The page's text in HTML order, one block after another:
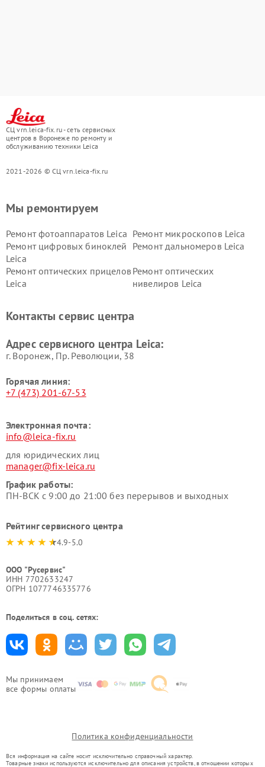
СЦ vrn.leica-fix.ru - сеть сервисных
центров в Воронеже по ремонту и
обслуживанию техники Leica
2021-2026 © СЦ vrn.leica-fix.ru
Мы принимаем
все формы оплаты
Мы ремонтируем
Ремонт фотоаппаратов Leica Ремонт микроскопов Leica
Ремонт цифровых биноклей
Leica
Ремонт дальномеров Leica
Ремонт оптических прицелов
Leica
Ремонт оптических
нивелиров Leica
Контакты сервис центра
Адрес сервисного центра Leica:
г. Воронеж, Пр. Революции, 38
Горячая линия:
+7 (473) 201-67-53
Электронная почта:
info@leica-fix.ru
для юридических лиц
manager@fix-leica.ru
График работы:
ПН-ВСК с 9:00 до 21:00 без перерывов и выходных
Рейтинг сервисного центра
4.9-5.0
ООО "Русервис"
ИНН 7702633247
ОГРН 1077746335776
Поделиться в соц. сетях:
Политика конфиденциальности
Вся информация на сайте носит исключительно справочный характер.
Товарные знаки используются исключительно для описания устройств, в отношении которых